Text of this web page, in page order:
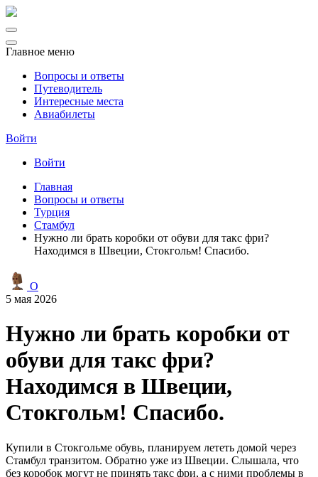
Главное меню
Вопросы и ответы
Путеводитель
Интересные места
Авиабилеты
Войти
Войти
Главная
Вопросы и ответы
Турция
Стамбул
Нужно ли брать коробки от обуви для такс фри?
Находимся в Швеции, Стокгольм! Спасибо.
O
5 мая 2026
Нужно ли брать коробки от
обуви для такс фри?
Находимся в Швеции,
Стокгольм! Спасибо.
Купили в Стокгольме обувь, планируем лететь домой через
Стамбул транзитом. Обратно уже из Швеции. Слышала, что
без коробок могут не принять такс фри, а с ними проблемы в